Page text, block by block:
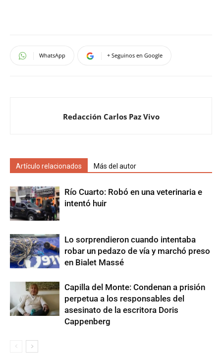
WhatsApp + Seguinos en Google
Redacción Carlos Paz Vivo
Artículo relacionados Más del autor
Río Cuarto: Robó en una veterinaria e
intentó huir
Lo sorprendieron cuando intentaba
robar un pedazo de vía y marchó preso
en Bialet Massé
Capilla del Monte: Condenan a prisión
perpetua a los responsables del
asesinato de la escritora Doris
Cappenberg